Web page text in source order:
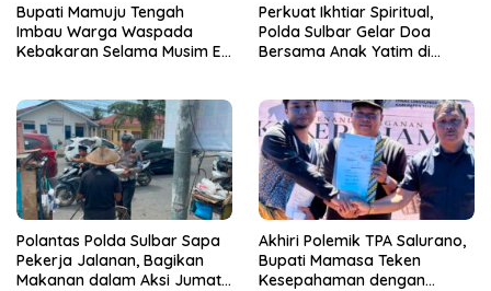
Bupati Mamuju Tengah
Imbau Warga Waspada
Kebakaran Selama Musim El
Perkuat Ikhtiar Spiritual,
Polda Sulbar Gelar Doa
Bersama Anak Yatim di
Polantas Polda Sulbar Sapa
Pekerja Jalanan, Bagikan
Makanan dalam Aksi Jumat
Akhiri Polemik TPA Salurano,
Bupati Mamasa Teken
Kesepahaman dengan